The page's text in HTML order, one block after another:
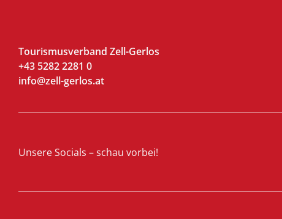
Tourismusverband Zell-Gerlos
+43 5282 2281 0
info@zell-gerlos.at
Unsere Socials – schau vorbei!